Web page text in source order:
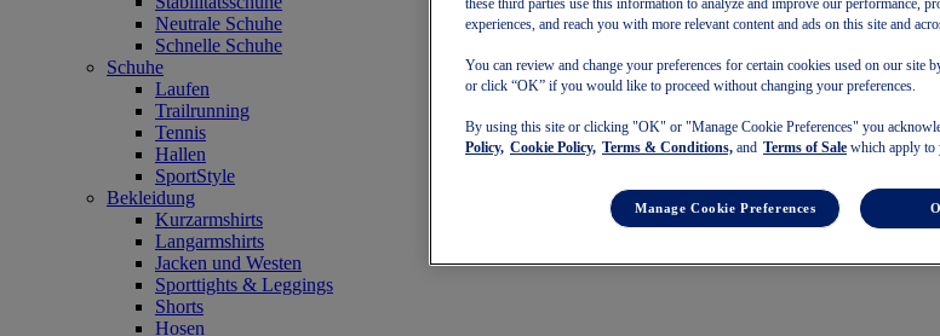
Neutrale Schuhe
Schnelle Schuhe
Schuhe
Laufen
Trailrunning
Tennis
Hallen
SportStyle
Bekleidung
Kurzarmshirts
Langarmshirts
Jacken und Westen
Sporttights & Leggings
Shorts
Hosen
these third parties use this information to analyze and improve our performance,
experiences, and reach you with more relevant content and ads on this site and
You can review and change your preferences for certain cookies used on our site
or click “OK” if you would like to proceed without changing your preferences.
By using this site or clicking "OK" or "Manage Cookie Preferences" you
Policy, Cookie Policy, Terms & Conditions, and Terms of Sale which apply to
Manage Cookie Preferences